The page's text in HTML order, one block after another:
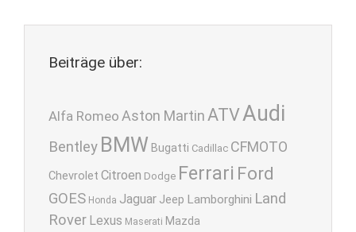
Beiträge über:
Alfa Romeo Aston Martin ATVAudi
Bentley BMW Bugatti Cadillac CFMOTO
Chevrolet Citroen Dodge Ferrari Ford
GOES Honda Jaguar Jeep Lamborghini Land
Rover Lexus Maserati Mazda